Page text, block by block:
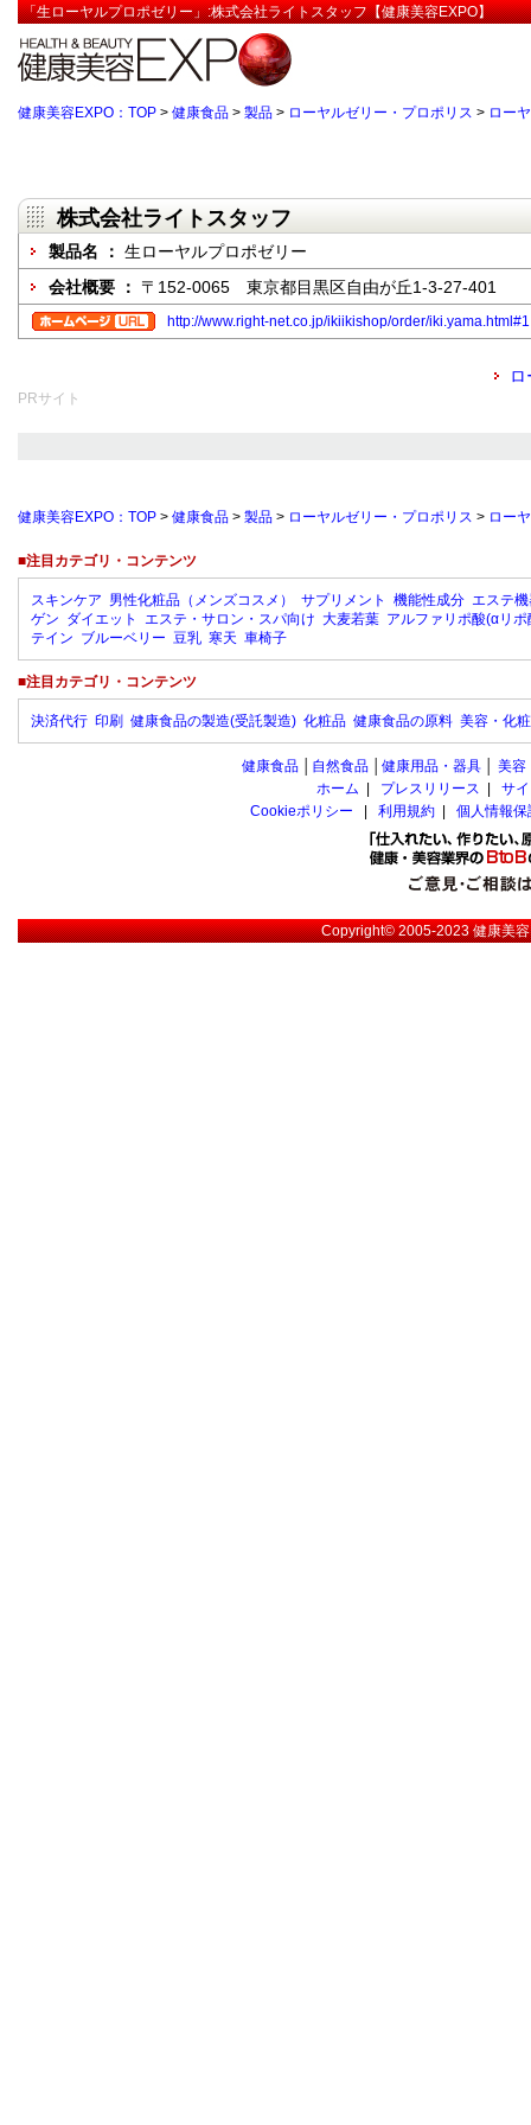
「生ローヤルプロポゼリー」:株式会社ライトスタッフ【健康美容EXPO】
健康美容EXPO：TOP > 健康食品 > 製品 > ローヤルゼリー・プロポリス > ロー
株式会社ライトスタッフ
製品名 ： 生ローヤルプロポゼリー
会社概要 ： 〒152-0065 東京都目黒区自由が丘1-3-27-401
http://www.right-net.co.jp/ikiikishop/order/iki.yama.html#1
PRサイト
健康美容EXPO：TOP > 健康食品 > 製品 > ローヤルゼリー・プロポリス > ロー
■注目カテゴリ・コンテンツ
スキンケア 男性化粧品（メンズコスメ） サプリメント 機能性成分 エステ
ゲン ダイエット エステ・サロン・スパ向け 大麦若葉 アルファリポ酸(αリポ
テイン ブルーベリー 豆乳 寒天 車椅子
■注目カテゴリ・コンテンツ
決済代行 印刷 健康食品の製造(受託製造) 化粧品 健康食品の原料 美容・化
健康食品 自然食品 健康用品・器具 美容
ホーム
プレスリリース
サ
Cookieポリシー
利用規約 個人情報
Copyright© 2005-2023健康美